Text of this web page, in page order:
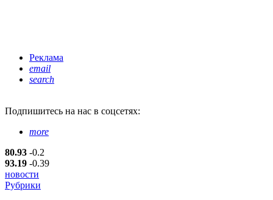
Реклама
email
search
Подпишитесь на нас в соцсетях:
more
80.93 -0.2
93.19 -0.39
новости
Рубрики